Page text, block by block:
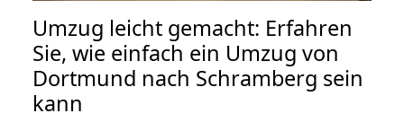
Umzug leicht gemacht: Erfahren
Sie, wie einfach ein Umzug von
Dortmund nach Schramberg sein
kann